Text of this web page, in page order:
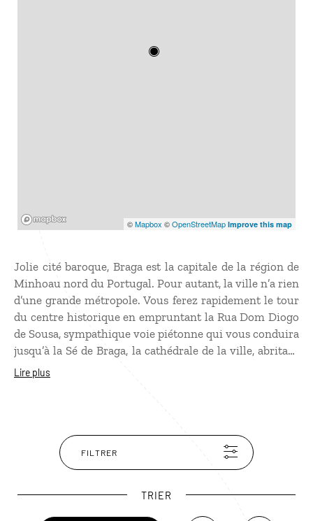
©Mapbox ©OpenStreetMap Improve this map
Jolie cité baroque, Braga est la capitale de la région de
Minhoau nord du Portugal. Pour autant, la ville n’a rien
d’une grande métropole. Vous ferez rapidement le tour
du centre historique en empruntant la Rua Dom Diogo
de Sousa, sympathique voie piétonne qui vous conduira
jusqu’à la Sé de Braga, la cathédrale de la ville, abritant
un musée d’art religieux. Mais la principale attraction
Lire plus
FILTRER
TRIER